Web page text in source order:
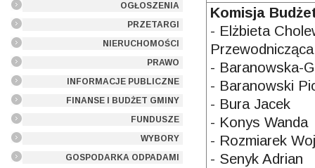
OGŁOSZENIA
PRZETARGI
NIERUCHOMOŚCI
PRAWO
INFORMACJE PUBLICZNE
FINANSE I BUDŻET GMINY
FUNDUSZE
WYBORY
GOSPODARKA ODPADAMI
Komisja
- Elżbieta
Przewodnicząca
- Baranowska-
- Baranowski
- Bura Jacek
- Konys Wanda
- Rozmiarek
- Senyk Adrian